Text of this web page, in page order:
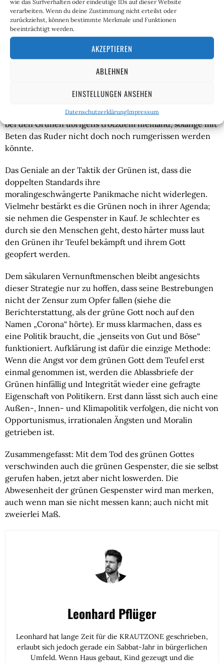
wie das Surfverhalten oder eindeutige IDs auf dieser Website
verarbeiten. Wenn du deine Zustimmung nicht erteilst oder
zurückziehst, können bestimmte Merkmale und Funktionen
beeinträchtigt werden.
AKZEPTIEREN
ABLEHNEN
EINSTELLUNGEN ANSEHEN
DatenschutzerklärungImpressum
seinem Teufel, wird täglich ausgetragen. Ein Beispiel: Die
Gunst des Klimagotts wird daran gemessen, wie kalt der
Winter wird, nachdem uns der Teufel Putin quasi dazu
gezwungen hat, ihm kein Gas mehr abzukaufen. Falls es
aber zu warm wird, ist der Klimagott auch irgendwie
Wohlstand opfern, wird er vielleicht die Polkappen
schmelzen lassen! Ganz Norddeutschland (oder ein
anderer Teil der Welt – Pakistan oder das Ahrtal) wird
dann unter Wasser stehen. An den Bau der Arche denkt
bei den Grünen übrigens trotzdem niemand, solange mit
Beten das Ruder nicht doch noch rumgerissen werden
könnte.
Das Geniale an der Taktik der Grünen ist, dass die
doppelten Standards ihre
moralingeschwängerte Panikmache nicht widerlegen.
Vielmehr bestärkt es die Grünen noch in ihrer Agenda;
sie nehmen die Gespenster in Kauf. Je schlechter es
durch sie den Menschen geht, desto härter muss laut
den Grünen ihr Teufel bekämpft und ihrem Gott
geopfert werden.
Dem säkularen Vernunftmenschen bleibt angesichts
dieser Strategie nur zu hoffen, dass seine Bestrebungen
nicht der Zensur zum Opfer fallen (siehe die
Berichterstattung, als der grüne Gott noch auf den
Namen „Corona“ hörte). Er muss klarmachen, dass es
eine Politik braucht, die „jenseits von Gut und Böse“
funktioniert. Aufklärung ist dafür die einzige Methode:
Wenn die Angst vor dem grünen Gott dem Teufel erst
einmal genommen ist, werden die Ablassbriefe der
Grünen hinfällig und Integrität wieder eine gefragte
Eigenschaft von Politikern. Erst dann lässt sich auch eine
Außen-, Innen- und Klimapolitik verfolgen, die nicht von
Opportunismus, irrationalen Ängsten und Moralin
getrieben ist.
Zusammengefasst: Mit dem Tod des grünen Gottes
verschwinden auch die grünen Gespenster, die sie selbst
gerufen haben, jetzt aber nicht loswerden. Die
Abwesenheit der grünen Gespenster wird man merken,
auch wenn man sie nicht messen kann; auch nicht mit
zweierlei Maß.
Leonhard Pflüger
Leonhard hat lange Zeit für die KRAUTZONE geschrieben,
erlaubt sich jedoch gerade ein Sabbat-Jahr in bürgerlichen
Umfeld. Wenn Haus gebaut, Kind gezeugt und die